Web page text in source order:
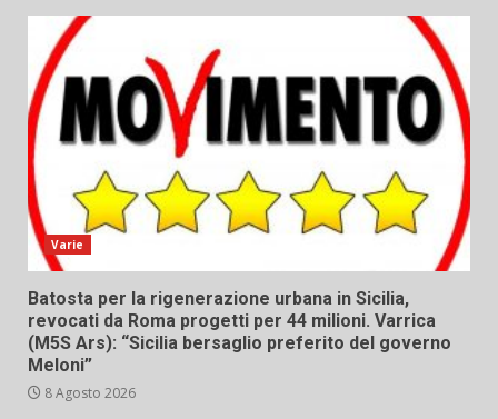
Varie
Batosta per la rigenerazione urbana in Sicilia,
revocati da Roma progetti per 44 milioni. Varrica
(M5S Ars): “Sicilia bersaglio preferito del governo
Meloni”
8 Agosto 2026